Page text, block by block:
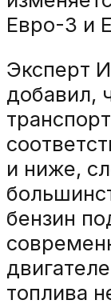
Евро-3 и
Эксперт
добавил,
и ниже,
бензин
топлива